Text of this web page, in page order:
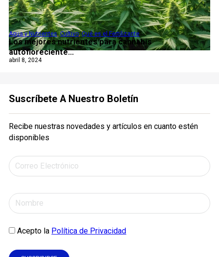
Los mejores nutrientes para cannabis
autofloreciente...
Agua y Nutrientes,Cultivo,Qué es el Fertilizante
abril 8, 2024
Suscríbete A Nuestro Boletín
Recibe nuestras novedades y artículos en cuanto estén
disponibles
Acepto la Política de Privacidad